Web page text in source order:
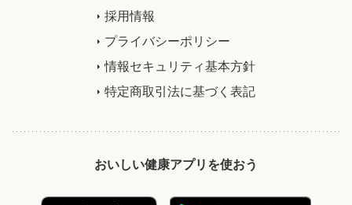
採用情報
プライバシーポリシー
情報セキュリティ基本方針
特定商取引法に基づく表記
おいしい健康アプリを使おう